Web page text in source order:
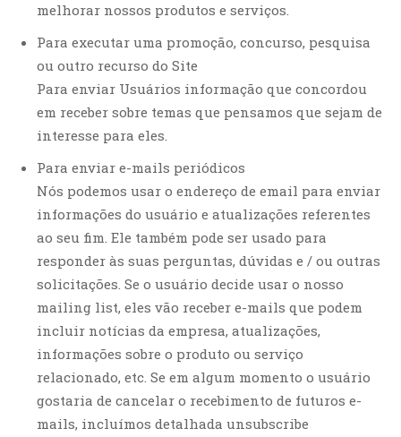
melhorar nossos produtos e serviços.
Para executar uma promoção, concurso, pesquisa
ou outro recurso do Site
Para enviar Usuários informação que concordou
em receber sobre temas que pensamos que sejam de
interesse para eles.
Para enviar e-mails periódicos
Nós podemos usar o endereço de email para enviar
informações do usuário e atualizações referentes
ao seu fim. Ele também pode ser usado para
responder às suas perguntas, dúvidas e / ou outras
solicitações. Se o usuário decide usar o nosso
mailing list, eles vão receber e-mails que podem
incluir notícias da empresa, atualizações,
informações sobre o produto ou serviço
relacionado, etc. Se em algum momento o usuário
gostaria de cancelar o recebimento de futuros e-
mails, incluímos detalhada unsubscribe